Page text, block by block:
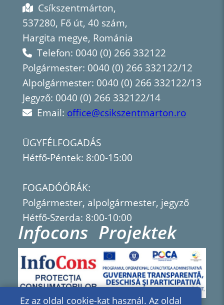
Csíkszentmárton,
537280, Fő út, 40 szám,
Hargita megye, Románia
Telefon: 0040 (0) 266 332122
Polgármester: 0040 (0) 266 332122/12
Alpolgármester: 0040 (0) 266 332122/13
Jegyző: 0040 (0) 266 332122/14
Email: office@csikszentmarton.ro
ÜGYFÉLFOGADÁS
Hétfő-Péntek: 8:00-15:00
FOGADÓÓRÁK:
Polgármester, alpolgármester, jegyző
Hétfő-Szerda: 8:00-10:00
Infocons Projektek
Ez az oldal cookie-kat használ. Az oldal